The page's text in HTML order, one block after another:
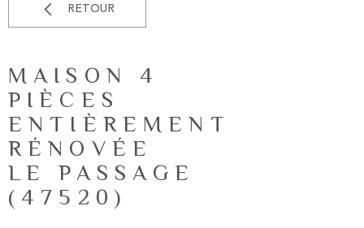
RETOUR
MAISON 4
PIÈCES
ENTIÈREMENT
RÉNOVÉE
LE PASSAGE
(47520)